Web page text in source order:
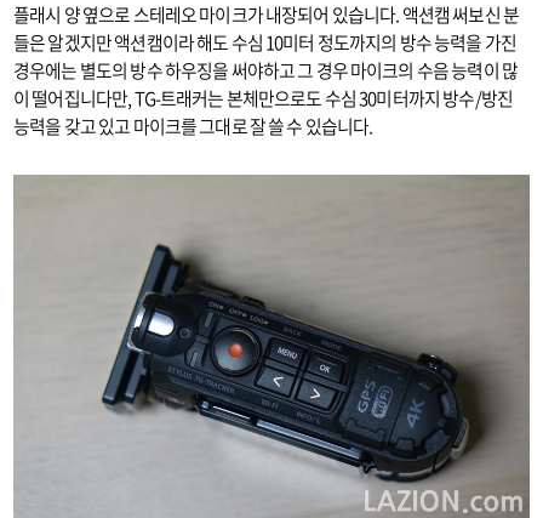
플래시 양 옆으로 스테레오 마이크가 내장되어 있습니다. 액션캠 써보신 분
들은 알겠지만 액션캠이라 해도 수심 10미터 정도까지의 방수 능력을 가진
경우에는 별도의 방수 하우징을 써야하고 그 경우 마이크의 수음 능력이 많
이 떨어집니다만, TG-트래커는 본체만으로도 수심 30미터까지 방수/방진
능력을 갖고 있고 마이크를 그대로 잘 쓸 수 있습니다.